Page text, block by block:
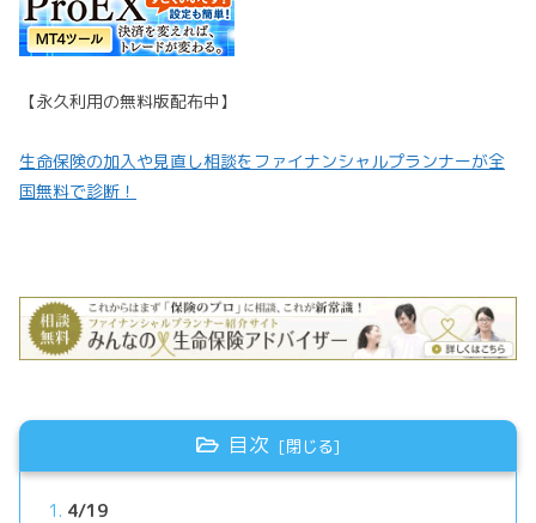
【永久利用の無料版配布中】
生命保険の加入や見直し相談をファイナンシャルプランナーが全
国無料で診断！
目次
4/19